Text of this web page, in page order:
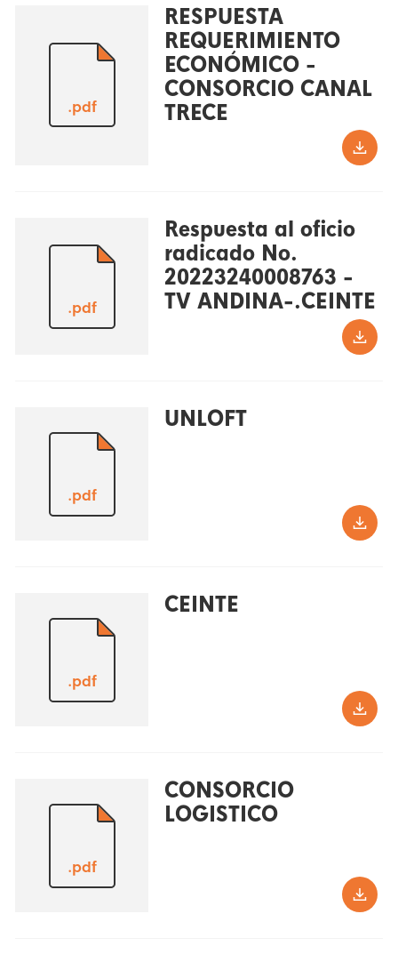
.pdf
RESPUESTA
REQUERIMIENTO
ECONÓMICO -
CONSORCIO CANAL
TRECE
.pdf
Respuesta al oficio
radicado No.
20223240008763 -
TV ANDINA-.CEINTE
.pdf
UNLOFT
.pdf
CEINTE
.pdf
CONSORCIO
LOGISTICO